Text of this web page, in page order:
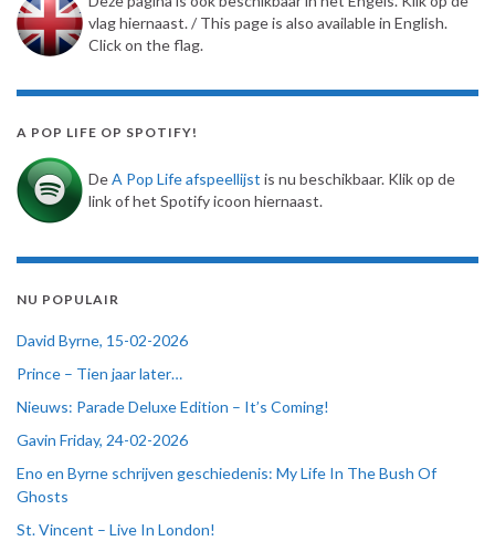
vlag hiernaast. / This page is also available in English.
Click on the flag.
A POP LIFE OP SPOTIFY!
DeA Pop Life afspeellijst is nu beschikbaar. Klik op de
link of het Spotify icoon hiernaast.
NU POPULAIR
David Byrne, 15-02-2026
Prince – Tien jaar later…
Nieuws: Parade Deluxe Edition – It’s Coming!
Gavin Friday, 24-02-2026
Eno en Byrne schrijven geschiedenis: My Life In The Bush Of
Ghosts
St. Vincent – Live In London!